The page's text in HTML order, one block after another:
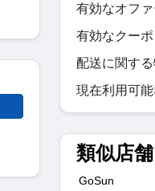
有効なオフ
有効なクー
配送に関す
現在利用可
類似店舗
GoSun